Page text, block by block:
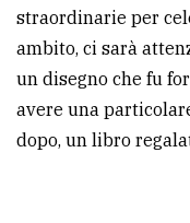
straordinarie per
ambito, ci sarà
un disegno che fu
avere una
dopo, un libro